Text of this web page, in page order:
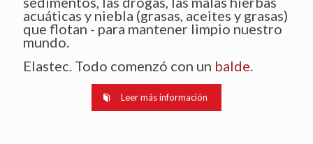
acuáticas y niebla (grasas, aceites y grasas)
que flotan - para mantener limpio nuestro
mundo.
Elastec. Todo comenzó con un balde.
Leer más información